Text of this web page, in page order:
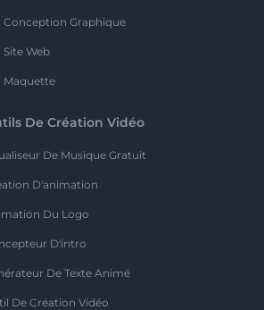
Conception Graphique
Site Web
Maquette
De Création Vidéo
De Musique Gratuit
D'animation
Du Logo
D'intro
De Texte Animé
De Création Vidéo